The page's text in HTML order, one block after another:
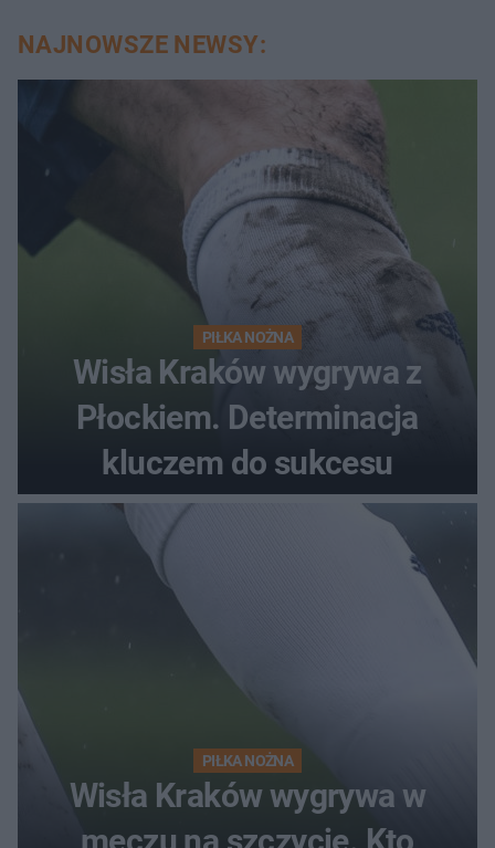
NAJNOWSZE NEWSY:
PIŁKA NOŻNA
Wisła Kraków wygrywa z
Płockiem. Determinacja
kluczem do sukcesu
PIŁKA NOŻNA
Wisła Kraków wygrywa w